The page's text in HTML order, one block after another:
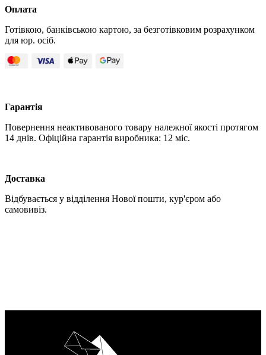
Оплата
Готівкою, банківською картою, за безготівковим розрахунком
для юр. осіб.
Гарантія
Повернення неактивованого товару належної якості протягом
14 днів. Офіційна гарантія виробника: 12 міс.
Доставка
Відбувається у відділення Нової пошти, кур'єром або
самовивіз.